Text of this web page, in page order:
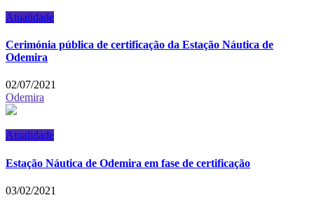
Atualidade
Cerimónia pública de certificação da Estação Náutica de
Odemira
02/07/2021
Odemira
Atualidade
Estação Náutica de Odemira em fase de certificação
03/02/2021